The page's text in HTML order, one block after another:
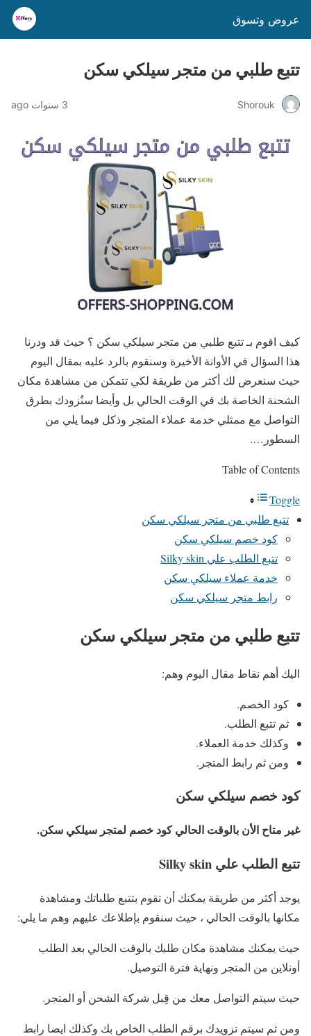
عروض وتسوق
تتبع طلبي من متجر سيلكي سكن
Shorouk 3 سنوات ago
كيف اقوم بـ تتبع طلبي من متجر سيلكي سكن ؟ حيث قد ودرنا
هذا السؤال في الأوانة الأخيرة وسنقوم بالرد عليه بمقال اليوم
حيث سنعرض لك أكثر من طريقة لكي تتمكن من مشاهدة مكان
الشحنة الخاصة بك في الوقت الحالي بل وأيضا سنُزودك بطرق
التواصل مع ممثلي خدمة عملاء المتجر وذكل فيما يلي من
السطور….
Table of Contents
Toggle
تتبع طلبي من متجر سيلكي سكن
كود خصم سيلكي سكن
تتبع الطلب علي Silky skin
خدمة عملاء سيلكي سكن
رابط متجر سيلكي سكن
تتبع طلبي من متجر سيلكي سكن
اليك أهم نقاط مقال اليوم وهم:
كود الخصم.
ثم تتبع الطلب.
وكذلك خدمة العملاء.
ومن ثم رابط المتجر.
كود خصم سيلكي سكن
غير متاح الأن بالوقت الحالي كود خصم لمتجر سيلكي سكن.
تتبع الطلب علي Silky skin
يوجد أكثر من طريقة يمكنك أن تقوم بتتبع طلباتك ومشاهدة
مكانها بالوقت الحالي ، حيث سنقوم بإطلاعك عليهم وهم ما يلي:
حيث يمكنك مشاهدة مكان طلبك بالوقت الحالي بعد الطلب
أونلاين من المتجر ونهاية فترة التوصيل.
حيث سيتم التواصل معك من قِبل شركة الشحن أو المتجر.
ومن ثم سيتم تزويدك برقم الطلب الخاص بك وكذلك ايضا رابط